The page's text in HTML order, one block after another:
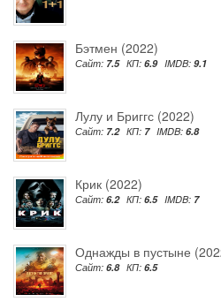
Бэтмен (2022)
Сайт: 7.5 КП: 6.9 IMDB: 9.1
Лулу и Бриггс (2022)
Сайт: 7.2 КП: 7 IMDB: 6.8
Крик (2022)
Сайт: 6.2 КП: 6.5 IMDB: 7
Однажды в пустыне
Сайт: 6.8 КП: 6.5